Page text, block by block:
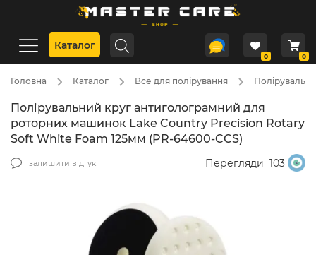
Каталог
0 0
Головна Каталог Все для полірування
Полірувальний круг антиголограмний для
роторних машинок Lake Country Precision Rotary
Soft White Foam 125мм (PR-64600-CCS)
залишити відгук Перегляди 103